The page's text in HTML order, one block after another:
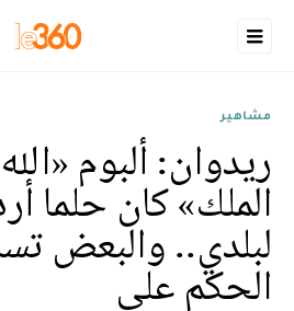
مشاهير
ريدوان: ألبوم
الملك» كان حلما
لبلدي.. والبعض
الحكم علي